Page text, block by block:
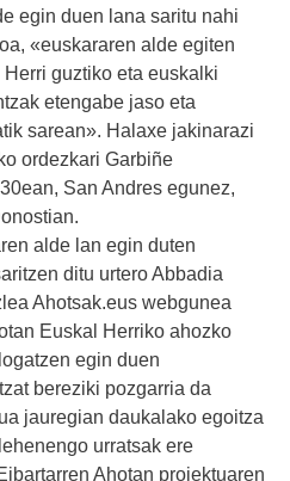
egin duen lana saritu nahi
«euskararen alde egiten
guztiko eta euskalki
etengabe jaso eta
sarean». Halaxe jakinarazi
ordezkari Garbiñe
San Andres egunez,
alde lan egin duten
ditu urtero Abbadia
Ahotsak.eus webgunea
Euskal Herriko ahozko
egin duen
bereziki pozgarria da
jauregian daukalako egoitza
urratsak ere
Ahotan proiektuaren